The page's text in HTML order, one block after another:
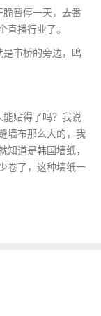
暂停一天，去番
播行业了。
市桥的旁边，鸣
贴得了吗？我说
墙布那么大的，我
道是韩国墙纸，
卷了，这种墙纸一